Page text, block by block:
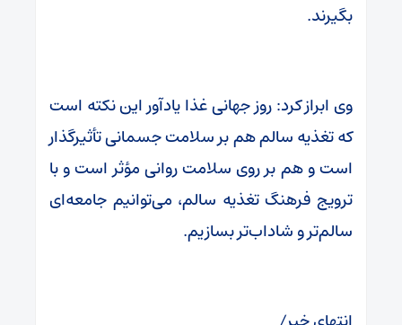
بگیرند.
وی ابراز کرد: روز جهانی غذا یادآور این نکته است
که تغذیه سالم هم بر سلامت جسمانی تأثیرگذار
است و هم بر روی سلامت روانی مؤثر است و با
ترویج فرهنگ تغذیه سالم، می‌توانیم جامعه‌ای
سالم‌تر و شاداب‌تر بسازیم.